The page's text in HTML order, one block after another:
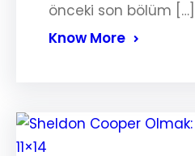
önceki son bölüm […]
Know More